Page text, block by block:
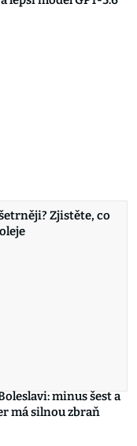
Zjistěte, co
minus šest a
má silnou zbraň